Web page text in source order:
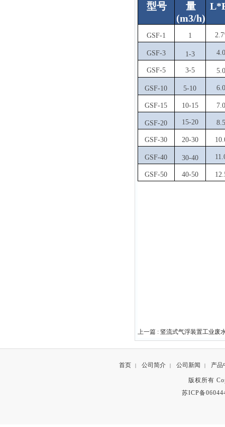
型号
量
(m3/h)
L*
GSF-1 1 2.7
GSF-3 1-3
GSF-5 3-5
GSF-10 5-10
GSF-15 10-15
GSF-20 15-20
GSF-30 20-30
GSF-40 30-40
GSF-50 40-50
上一篇 : 竖流式气浮装置工业废
首页 | 公司简介 | 公司新闻 | 产品
版权所有
苏ICP备